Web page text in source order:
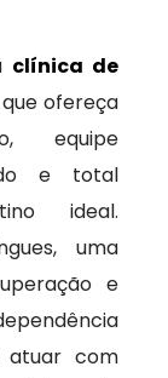
clínica de
que ofereça
equipe
e total
ideal.
uma
e
atuar com